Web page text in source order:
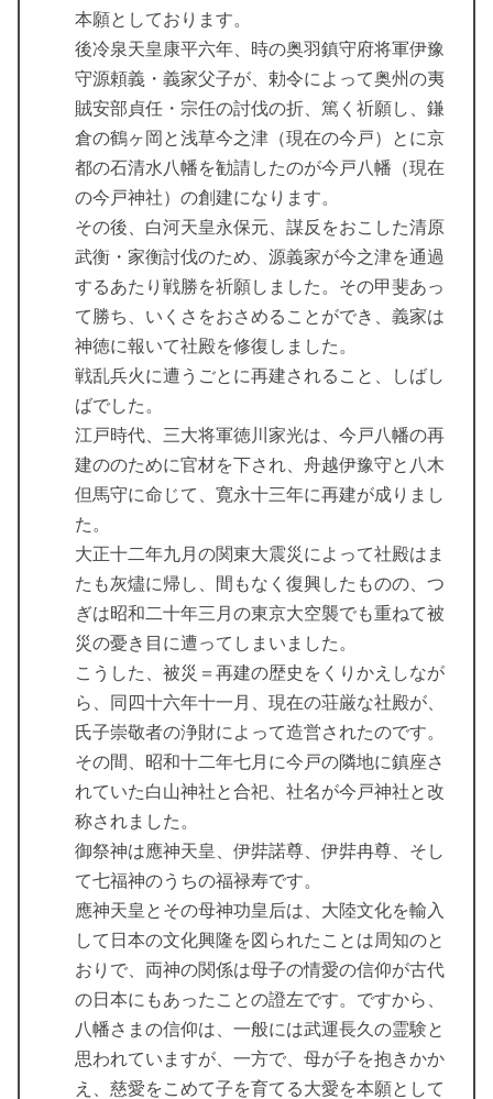
本願としております。
後冷泉天皇康平六年、時の奥羽鎮守府将軍伊豫
守源頼義・義家父子が、勅令によって奥州の夷
賊安部貞任・宗任の討伐の折、篤く祈願し、鎌
倉の鶴ヶ岡と浅草今之津（現在の今戸）とに京
都の石清水八幡を勧請したのが今戸八幡（現在
の今戸神社）の創建になります。
その後、白河天皇永保元、謀反をおこした清原
武衡・家衡討伐のため、源義家が今之津を通過
するあたり戦勝を祈願しました。その甲斐あっ
て勝ち、いくさをおさめることができ、義家は
神徳に報いて社殿を修復しました。
戦乱兵火に遭うごとに再建されること、しばし
ばでした。
江戸時代、三大将軍徳川家光は、今戸八幡の再
建ののために官材を下され、舟越伊豫守と八木
但馬守に命じて、寛永十三年に再建が成りまし
た。
大正十二年九月の関東大震災によって社殿はま
たも灰燼に帰し、間もなく復興したものの、つ
ぎは昭和二十年三月の東京大空襲でも重ねて被
災の憂き目に遭ってしまいました。
こうした、被災＝再建の歴史をくりかえしなが
ら、同四十六年十一月、現在の荘厳な社殿が、
氏子崇敬者の浄財によって造営されたのです。
その間、昭和十二年七月に今戸の隣地に鎮座さ
れていた白山神社と合祀、社名が今戸神社と改
称されました。
御祭神は應神天皇、伊弉諾尊、伊弉冉尊、そし
て七福神のうちの福禄寿です。
應神天皇とその母神功皇后は、大陸文化を輸入
して日本の文化興隆を図られたことは周知のと
おりで、両神の関係は母子の情愛の信仰が古代
の日本にもあったことの證左です。ですから、
八幡さまの信仰は、一般には武運長久の霊験と
思われていますが、一方で、母が子を抱きかか
え、慈愛をこめて子を育てる大愛を本願として